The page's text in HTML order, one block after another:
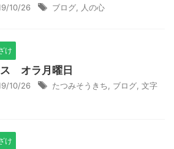
10/26 ブログ 人の心
け
オラ月曜日
10/26 たつみそうきち ブログ 文字
け